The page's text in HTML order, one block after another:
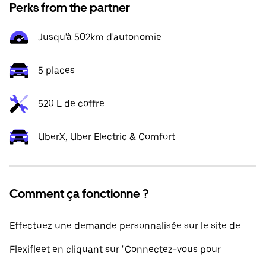
Perks from the partner
Jusqu'à 502km d'autonomie
5 places
520 L de coffre
UberX, Uber Electric & Comfort
Comment ça fonctionne ?
Effectuez une demande personnalisée sur le site de
Flexifleet en cliquant sur "Connectez-vous pour